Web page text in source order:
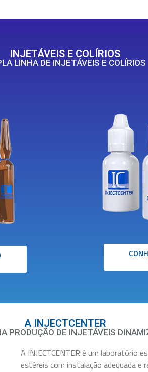
INJETÁVEIS E COLÍRIOS
LINHA DE INJETÁVEIS E COLÍRIOS
A INJECTCENTER
PRODUÇÃO DE INJETÁVEIS
A INJECTCENTER é um laboratório
estéreis com instalação adequada e